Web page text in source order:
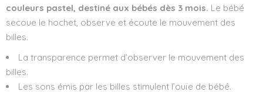
couleurs pastel, destiné aux bébés dès 3 mois. Le bébé
secoue le hochet, observe et écoute le mouvement des
billes.
La transparence permet d’observer le mouvement des
billes.
Les sons émis par les billes stimulent l’ouïe de bébé.